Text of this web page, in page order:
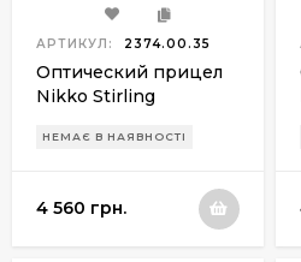
АРТИКУЛ: 2374.00.35
Оптический прицел
Nikko Stirling
подсветкой
НЕМАЄ В НАЯВНОСТІ
4 560 грн.